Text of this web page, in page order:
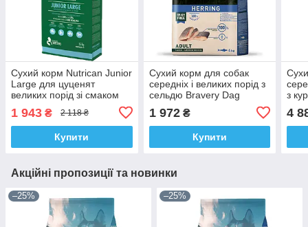
Сухий корм Nutrican Junior
Large для цуценят
великих порід зі смаком
1 943 ₴ 2 118 ₴
Купити
Сухий корм для собак
середніх і великих порід з
сельдю Bravery Dag
Large/Medium 4 кг
1 972₴
Купити
з
4
Акційні пропозиції та новинки
–25% –25%